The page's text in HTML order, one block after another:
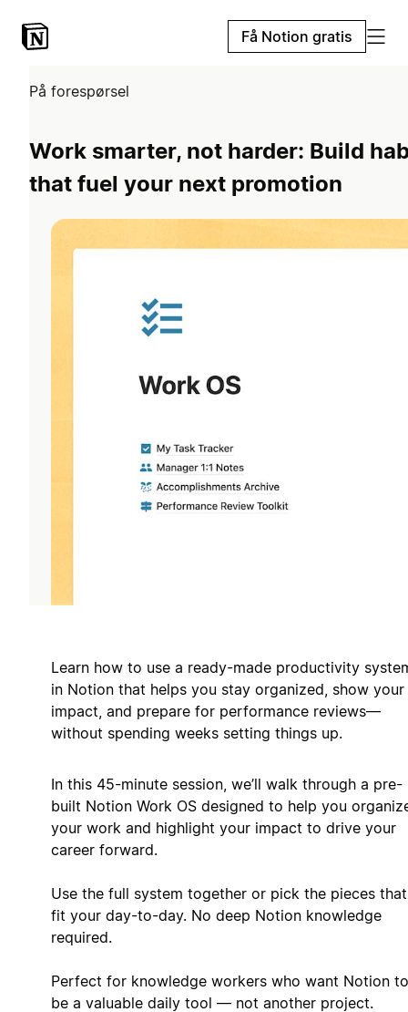
Få Notion gratis
På forespørsel
Work smarter, not harder: Build
that fuel your next promotion
Learn how to use a ready-made productivity
in Notion that helps you stay organized, show your
impact, and prepare for performance reviews—
without spending weeks setting things up.
In this 45-minute session, we’ll walk through a pre-
built Notion Work OS designed to help you
your work and highlight your impact to drive your
career forward.
Use the full system together or pick the pieces that
fit your day-to-day. No deep Notion knowledge
required.
‍Perfect for knowledge workers who want Notion to
be a valuable daily tool — not another project.